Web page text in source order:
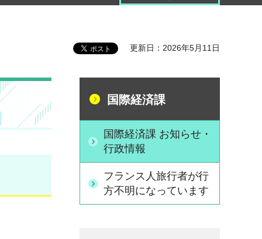
更新日：2026年5月11日
国際経済課
国際経済課 お知らせ・
行政情報
フランス人旅行者が行
方不明になっています